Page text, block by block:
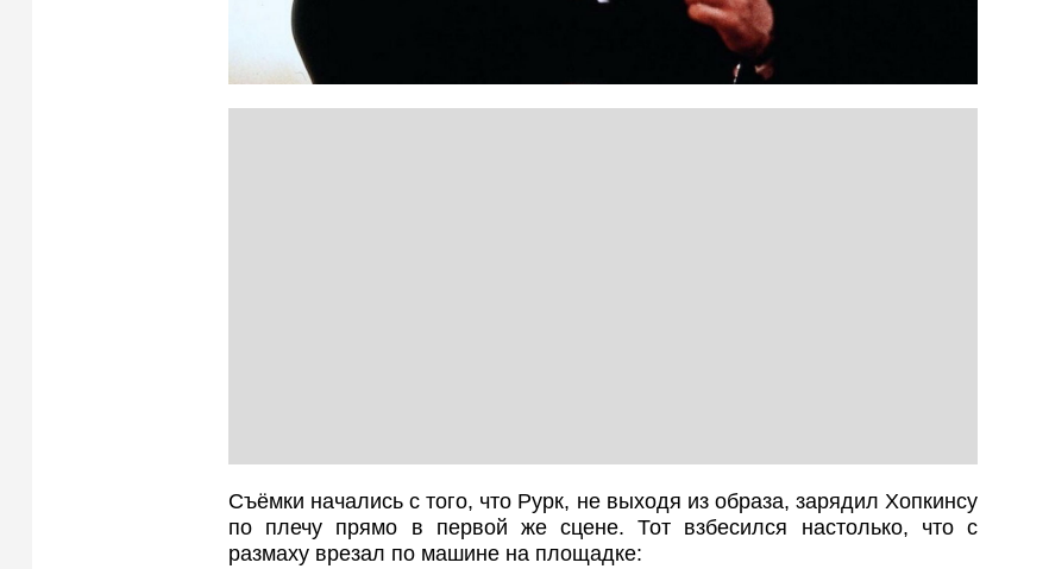
Съёмки начались с того, что Рурк, не выходя из образа, зарядил Хопкинсу
по плечу прямо в первой же сцене. Тот взбесился настолько, что с
размаху врезал по машине на площадке: